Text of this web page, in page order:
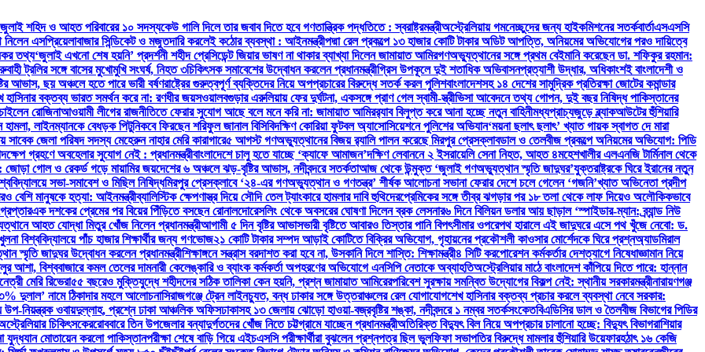
জুলাই শহিদ ও আহত পরিবারের ১০ সদস্যকেউ গালি দিলে তার জবাব দিতে হবে গণতান্ত্রিক পদ্ধতিতে : স্বরাষ্ট্রমন্ত্রীঅস্ট্রেলিয়ায় গমনেচ্ছুদের জন্য হাইকমিশনের সতর্কবার্তাএসএসসি
নিলেন এসপ্রিয়েলাবাজার সিন্ডিকেট ও মজুতদারি করলেই কঠোর ব্যবস্থা : আইনমন্ত্রীপদ্মা রেল প্রকল্পে ১৩ হাজার কোটি টাকার অডিট আপত্তি, অনিয়মের অভিযোগের পরও দায়িত্বে
তথ্য‘জুলাই এখনো শেষ হয়নি’ প্রদর্শনী শহীদ প্রেসিডেন্ট জিয়ার ভাষণ না থাকার ব্যাখ্যা দিলেন জামায়াত আমিরগণঅভ্যুত্থানের সঙ্গে প্রথম বেইমানি করেছেন ডা. শফিকুর রহমান:
ট্রলির সঙ্গে বাসের মুখোমুখি সংঘর্ষ, নিহত ৩চিকিৎসক সমাবেশের উদ্বোধন করলেন প্রধানমন্ত্রীগ্রিস উপকূলে দুই শতাধিক অভিবাসনপ্রত্যাশী উদ্ধার, অধিকাংশই বাংলাদেশী ও
আভাস, ছয় অঞ্চলে হতে পারে ভারী বর্ষণরাষ্ট্রের গুরুত্বপূর্ণ ব্যক্তিদের নিয়ে অপপ্রচারের বিরুদ্ধে সতর্ক করল পুলিশবাংলাদেশসহ ১৪ দেশের সামুদ্রিক প্রতিরক্ষা জোটের কমান্ডার
হাসিনার বক্তব্য ভারত সমর্থন করে না: রণধীর জয়সওয়ালবগুড়ার এরুলিয়ায় ফের দুর্ঘটনা, একসঙ্গে প্রাণ গেল স্বামী-স্ত্রীভিসা আবেদনে তথ্য গোপন, দুই বছর নিষিদ্ধ পাকিস্তানের
রোজিনাআওয়ামী লীগের রাজনীতিতে ফেরার সুযোগ আছে বলে মনে করি না: জামায়াত আমিরর‍্যাব বিলুপ্ত করে আনা হচ্ছে নতুন বাহিনীমধ্যপ্রাচ্যজুড়ে ব্ল্যাকআউটের হুঁশিয়ারি
হামলা, লাইনম্যানকে বেধড়ক পিটুনিকবে ফিরছেন শরিফুল জানাল বিসিবিদক্ষিণ কোরিয়া ফুটবল অ্যাসোসিয়েশনে পুলিশের অভিযান‘ময়না ছলাৎ ছলাৎ’ খ্যাত গায়ক স্বাগত দে মারা
সাবেক জেলা পরিষদ সদস্য মেহেরুন নাহার মেরি কারাগারে৫ আগস্ট গণঅভ্যুত্থানের বিজয় র‍্যালি পালন করেছে মিরপুর প্রেসক্লাবডাল ও তেলবীজ প্রকল্পে অনিয়মের অভিযোগ: পিডি
গ্রহণে অবহেলার সুযোগ নেই : প্রধানমন্ত্রীবাংলাদেশে চালু হতে যাচ্ছে ‘ক্যাফে আমাজন’দক্ষিণ লেবাননে ২ ইসরায়েলি সেনা নিহত, আহত ৪মহেশখালীর এলএনজি টার্মিনাল থেকে
জোড়া গোল ও রেকর্ড গড়ে মায়ামির জয়দেশের ৬ অঞ্চলে ঝড়-বৃষ্টির আভাস, নদীবন্দরে সতর্কতাআজ থেকে উন্মুক্ত ‘জুলাই গণঅভ্যুত্থান স্মৃতি জাদুঘর’যুক্তরাষ্ট্রকে ঘিরে ইরানের নতুন
সভা-সমাবেশ ও মিছিল নিষিদ্ধমিরপুর প্রেসক্লাবে ‘২৪-এর গণঅভ্যুত্থান ও গণতন্ত্র’ শীর্ষক আলোচনা সভানা ফেরার দেশে চলে গেলেন ‘গজনি’খ্যাত অভিনেতা প্রদীপ
বেশি মানুষকে হত্যা: আইনমন্ত্রীব্যালিস্টিক ক্ষেপণাস্ত্র দিয়ে সৌদি তেল ট্যাংকারে হামলার দাবি হুথিদেরপ্রেমিকের সঙ্গে তীব্র ঝগড়ার পর ১৮ তলা থেকে লাফ দিয়েও অলৌকিকভাবে
এক দশকের প্রেমের পর বিয়ের পিঁড়িতে বসছেন রোনালদোরেসলিং থেকে অবসরের ঘোষণা দিলেন ব্রক লেসনার৬ দিনে বিলিয়ন ডলার আয় ছাড়াল ‘স্পাইডার-ম্যান: ব্র্যান্ড নিউ
আহত যোদ্ধা মিতুর খোঁজ নিলেন প্রধানমন্ত্রীআগামী ৫ দিন বৃষ্টির আভাসভারী বৃষ্টিতে আবারও তিস্তার পানি বিপৎসীমার ওপরেপথ হারালে এই জাদুঘরে এসে পথ খুঁজে নেবো: ড.
বিশ্ববিদ্যালয়ে পাঁচ হাজার শিক্ষার্থীর জন্য গণভোজ২১ কোটি টাকার সম্পদ আড়াই কোটিতে বিক্রির অভিযোগ, গৃহায়নের প্রকৌশলী কাওসার মোর্শেদকে ঘিরে প্রশ্নঅ্যাডমিরাল
স্মৃতি জাদুঘর উদ্বোধন করলেন প্রধানমন্ত্রীশিক্ষাঙ্গনে সন্ত্রাস বরদাশত করা হবে না, উসকানি দিলে শাস্তি: শিক্ষামন্ত্রী৪ সিটি করপোরেশন কর্মকর্তার দেশত্যাগে নিষেধাজ্ঞামান নিয়ে
আশা, বিশ্ববাজারে কমল তেলের দামনারী কেলেঙ্কারি ও ব্যাংক কর্মকর্তা অপহরণের অভিযোগে এনসিপি নেতাকে অব্যাহতিঅস্ট্রেলিয়ার মাঠে বাংলাদেশ কাঁপিয়ে দিতে পারে: হান্নান
মেরি রিভেরা৫৫ বছরেও মুক্তিযুদ্ধে শহীদদের সঠিক তালিকা কেন হয়নি, প্রশ্ন জামায়াত আমিরেরপরিবেশ সুরক্ষায় সমন্বিত উদ্যোগের বিকল্প নেই: স্থানীয় সরকারমন্ত্রীনারায়ণগঞ্জ
দুলাল’ নামে ঠিকাদার মহলে আলোচনাসিরাজগঞ্জে ট্রেন লাইনচ্যুত, বন্ধ ঢাকার সঙ্গে উত্তরাঞ্চলের রেল যোগাযোগশেখ হাসিনার বক্তব্য প্রচার করলে ব্যবস্থা নেবে সরকার:
নিয়ন্ত্রক ওবায়দুল্লাহ, প্রশ্নে ঢাকা আঞ্চলিক অফিসঢাকাসহ ১৩ জেলায় ঝোড়ো হাওয়া-বজ্রবৃষ্টির শঙ্কা, নদীবন্দরে ১ নম্বর সতর্কসংকেতবিএডিসির ডাল ও তৈলবীজ বিভাগের পিডির
চিকিৎসকেররোববারে তিন উপজেলার বন্যাদুর্গতদের খোঁজ নিতে চট্টগ্রামে যাচ্ছেন প্রধানমন্ত্রীঅতিরিক্ত বিদ্যুৎ বিল নিয়ে অপপ্রচার চালানো হচ্ছে: বিদ্যুৎ বিভাগরাশিয়ার
যুদ্ধযান মোতায়েন করলো পাকিস্তানপরীক্ষা শেষে বাড়ি গিয়ে এইচএসসি পরীক্ষার্থীরা বুঝলেন প্রশ্নপত্র ছিল ভুলফিফা সভাপতির বিরুদ্ধে মামলার হুঁশিয়ারি উয়েফারহঠাৎ ১৬ কেজি